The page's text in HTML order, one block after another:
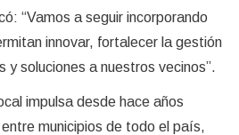
“Vamos a seguir incorporando
innovar, fortalecer la gestión
y soluciones a nuestros vecinos”.
impulsa desde hace años
municipios de todo el país,